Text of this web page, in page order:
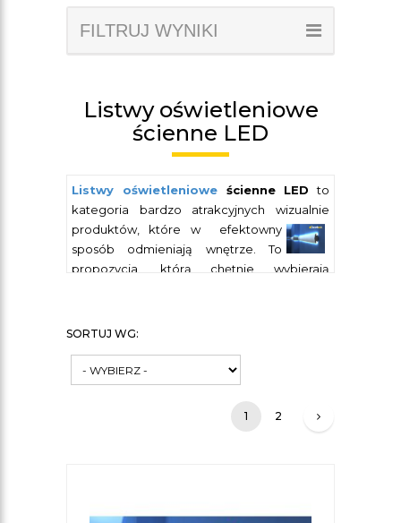
FILTRUJ WYNIKI
Listwy oświetleniowe
ścienne LED
Listwy oświetlenioweścienne LED to
kategoria bardzo atrakcyjnych wizualnie
produktów, które w efektowny
sposób odmieniają wnętrze. To
propozycja, którą chętnie wybierają
bowiem pięknie prezentować się w
miejscach, jak bary, salony gier, hotele czy
restauracje. Dyskretne oświetlenie ledowe
SORTUJ WG:
1 2